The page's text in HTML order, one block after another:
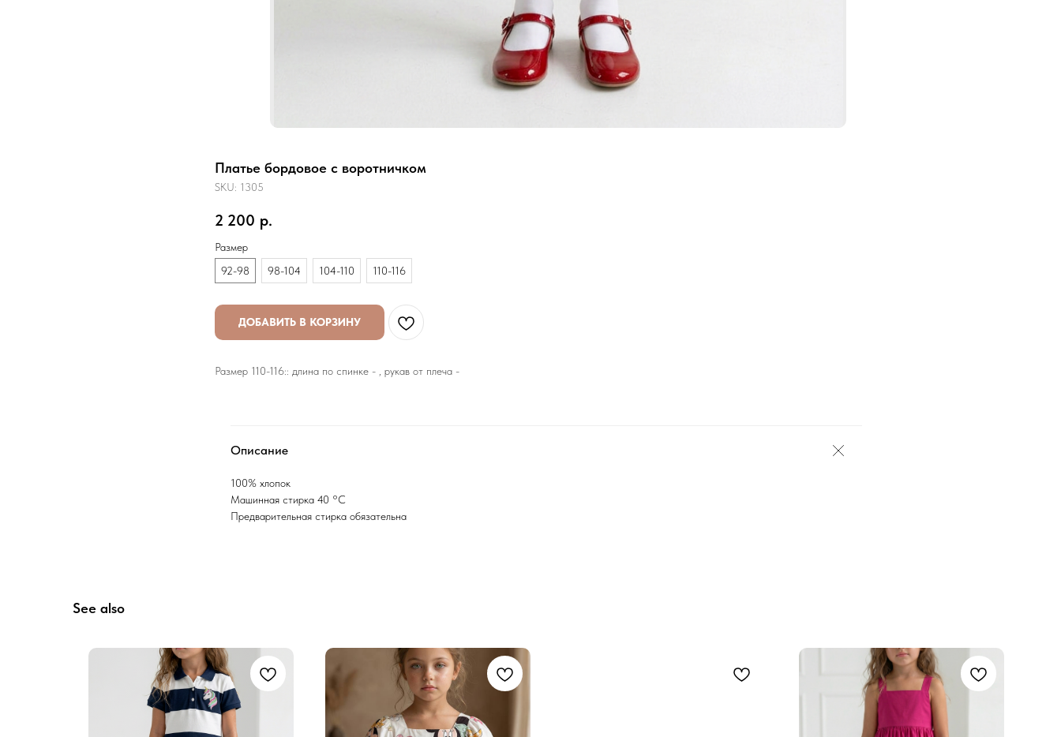
Платье бордовое с воротничком
SKU: 1305
2 200 р.
Размер
92-98
98-104 104-110 110-116
ДОБАВИТЬ В КОРЗИНУ
Размер 110-116:: длина по спинке - , рукав от плеча -
Описание
100% хлопок
Машинная стирка 40 °C
Предварительная стирка обязательна
See also